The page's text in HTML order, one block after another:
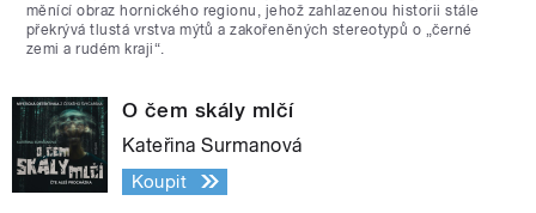
měnící obraz hornického regionu, jehož zahlazenou historii stále
překrývá tlustá vrstva mýtů a zakořeněných stereotypů o „černé
zemi a rudém kraji“.
O čem skály mlčí
Kateřina Surmanová
Koupit